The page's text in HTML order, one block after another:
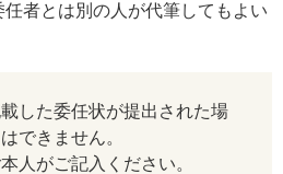
任者とは別の人が代筆してもよい
した委任状が提出された場
できません。
人がご記入ください。